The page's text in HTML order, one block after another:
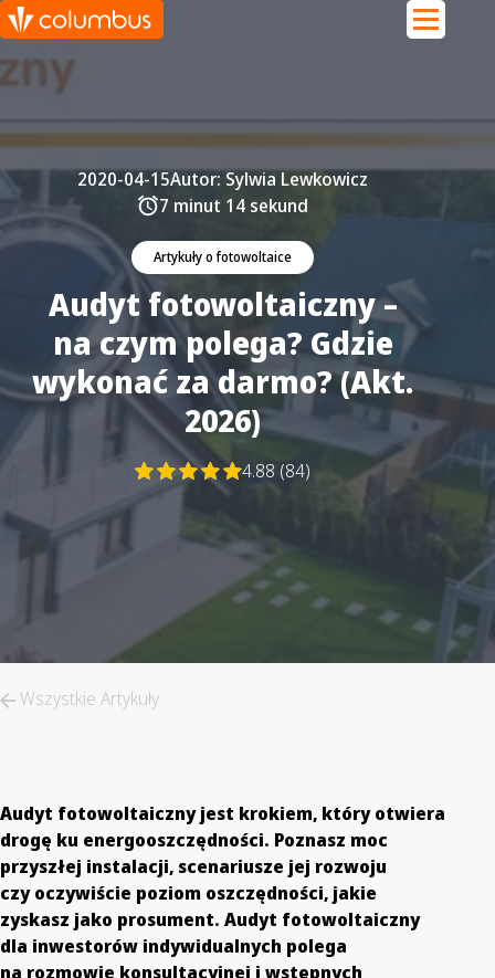
Artykuły o fotowoltaice
2020-04-15Autor: Sylwia Lewkowicz
7 minut 14 sekund
Audyt fotowoltaiczny –
na czym polega? Gdzie
wykonać za darmo? (Akt.
2026)
4.88 (84)
Wszystkie Artykuły
Audyt fotowoltaiczny jest krokiem, który otwiera
drogę ku energooszczędności. Poznasz moc
przyszłej instalacji, scenariusze jej rozwoju
czy oczywiście poziom oszczędności, jakie
zyskasz jako prosument. Audyt fotowoltaiczny
dla inwestorów indywidualnych polega
na rozmowie konsultacyjnej i wstępnych